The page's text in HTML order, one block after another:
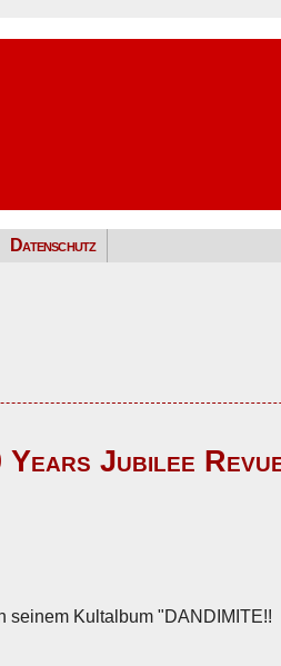
Datenschutz
Jubilee
seinem Kultalbum "DANDIMITE!!